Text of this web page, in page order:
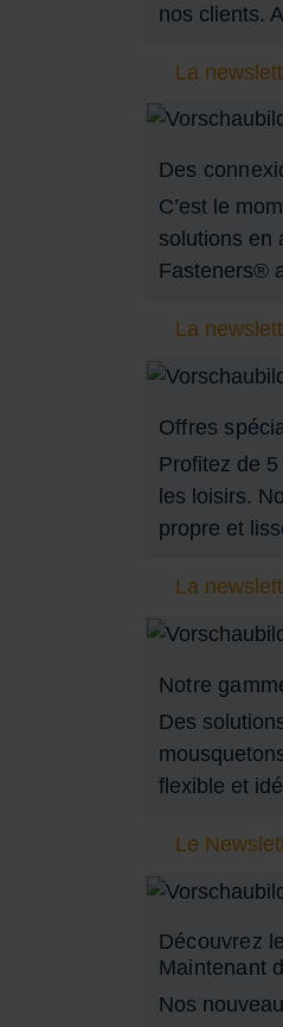
nos clients.
La
Des
C’est le
solutions en
Fasteners®
La
Offres
Profitez de
les loisirs.
propre et
La
Notre
Des
flexible et
Le
Découvrez
Maintenant
Nos